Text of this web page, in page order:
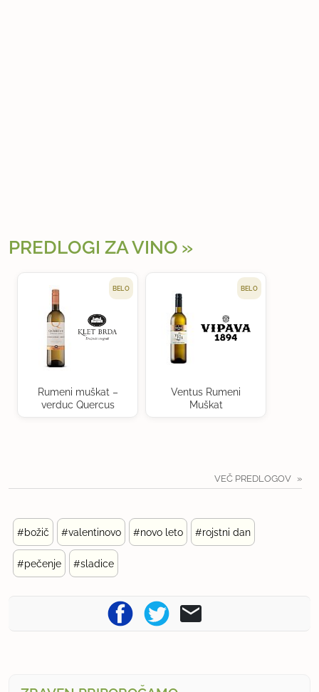
PREDLOGI ZA VINO
BELO
Rumeni muškat –
verduc Quercus
BELO
Ventus Rumeni
Muškat
VEČ PREDLOGOV
#božič #valentinovo #novo leto #rojstni dan
#pečenje #sladice